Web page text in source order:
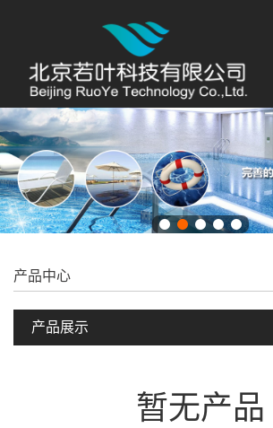
产品中心
产品展示
暂无产品